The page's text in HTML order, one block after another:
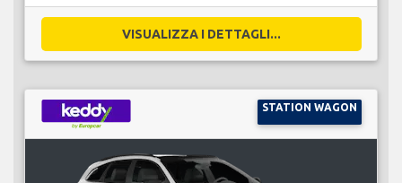
VISUALIZZA I DETTAGLI...
STATION WAGON